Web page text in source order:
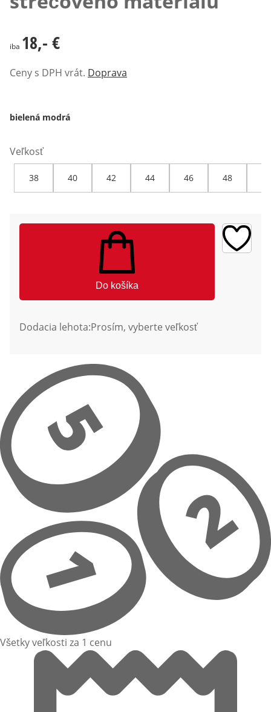
18,- €
iba 18,- €
Ceny s DPH vrát. Doprava
bielená modrá
Veľkosť
38 40 42 44 46 48
Do košíka
Dodacia lehota:Prosím, vyberte veľkosť
Všetky veľkosti za 1 cenu